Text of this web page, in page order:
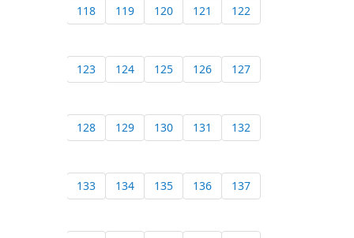
118 119 120 121 122
123 124 125 126 127
128 129 130 131 132
133 134 135 136 137